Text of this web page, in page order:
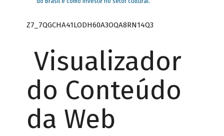
Z7_7QGCHA41LODH60A3OQA8RN14Q3
Visualizador
do Conteúdo
da Web